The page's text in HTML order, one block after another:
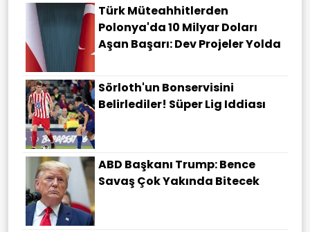
Türk Müteahhitlerden
Polonya'da 10 Milyar Doları
Aşan Başarı: Dev Projeler Yolda
Sörloth'un Bonservisini
Belirlediler! Süper Lig Iddiası
ABD Başkanı Trump: Bence
Savaş Çok Yakında Bitecek